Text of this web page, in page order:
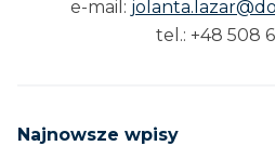
e-mail:
tel.: +48 508
Najnowsze wpisy